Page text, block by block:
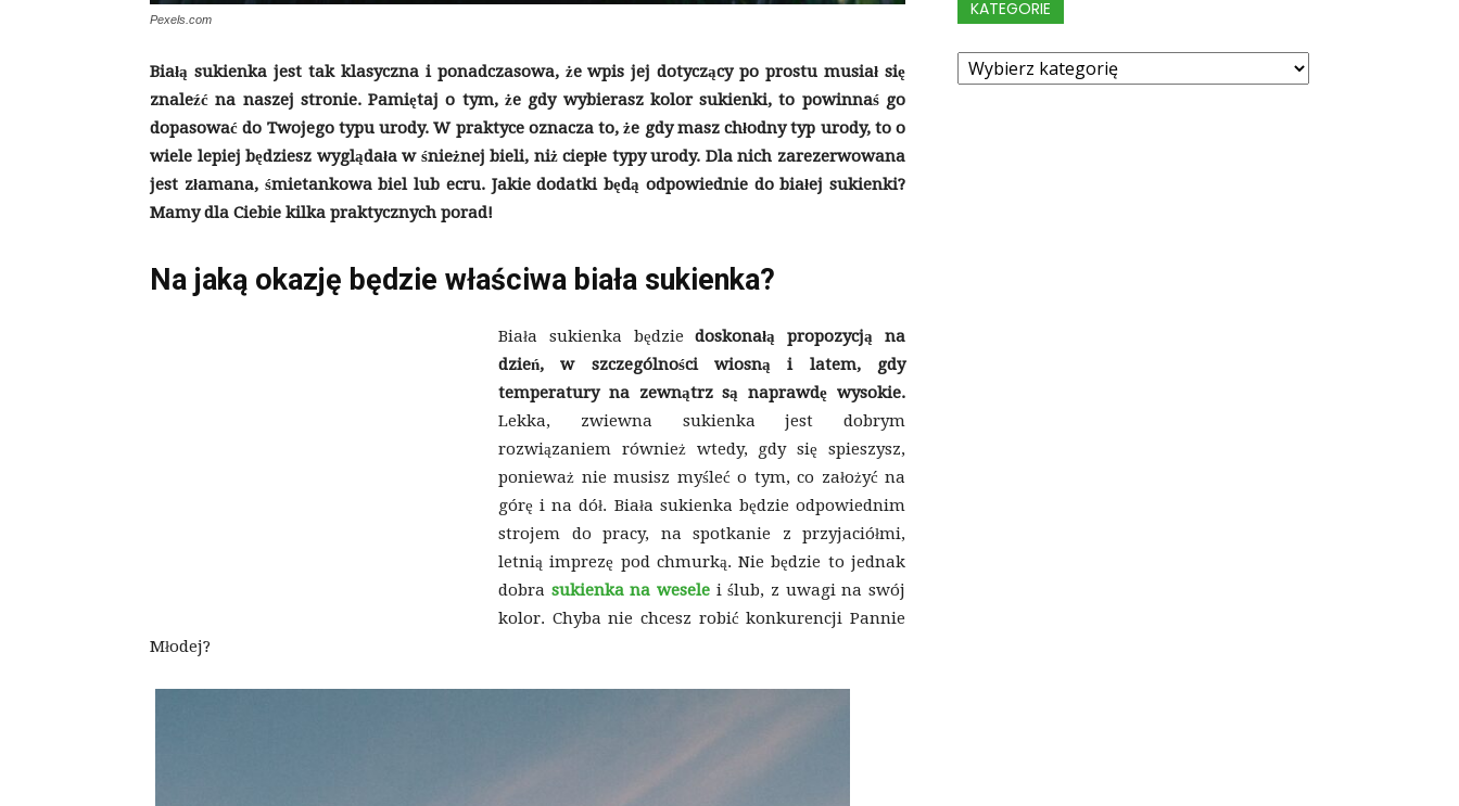
Pexels.com
Białą sukienka jest tak klasyczna i ponadczasowa, że wpis jej dotyczący po prostu musiał się
znaleźć na naszej stronie. Pamiętaj o tym, że gdy wybierasz kolor sukienki, to powinnaś go
dopasować do Twojego typu urody. W praktyce oznacza to, że gdy masz chłodny typ urody, to o
wiele lepiej będziesz wyglądała w śnieżnej bieli, niż ciepłe typy urody. Dla nich zarezerwowana
jest złamana, śmietankowa biel lub ecru. Jakie dodatki będą odpowiednie do białej sukienki?
Mamy dla Ciebie kilka praktycznych porad!
Na jaką okazję będzie właściwa biała sukienka?
Biała sukienka będziedoskonałą propozycją na
dzień, w szczególności wiosną i latem, gdy
temperatury na zewnątrz są naprawdę wysokie.
Lekka, zwiewna sukienka jest dobrym
rozwiązaniem również wtedy, gdy się spieszysz,
ponieważ nie musisz myśleć o tym, co założyć na
górę i na dół. Biała sukienka będzie odpowiednim
strojem do pracy, na spotkanie z przyjaciółmi,
letnią imprezę pod chmurką. Nie będzie to jednak
dobra sukienka na wesele i ślub, z uwagi na swój
kolor. Chyba nie chcesz robić konkurencji Pannie
Młodej?
KATEGORIE
Kategorie